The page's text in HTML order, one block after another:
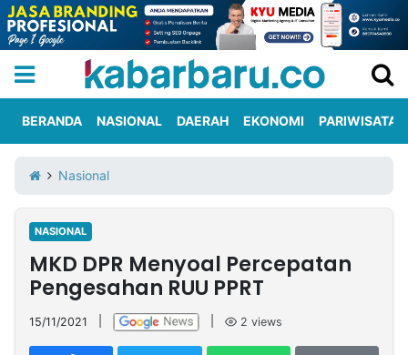
Iklan
Berita
Kami
Nasional
International
Olahraga
Entertainment
Daerah
Pariwisata
Kuliner
Kolom
Network
BERANDA NASIONAL DAERAH EKONOMI PARIWISATA
Nasional
NASIONAL
MKD DPR Menyoal Percepatan
Pengesahan RUU PPRT
15/11/2021 2 views